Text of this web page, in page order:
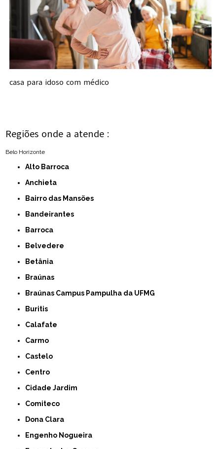
casa para idoso com médico
Regiões onde a atende :
Belo Horizonte
Alto Barroca
Anchieta
Bairro das Mansões
Bandeirantes
Barroca
Belvedere
Betânia
Braúnas
Braúnas Campus Pampulha da UFMG
Buritis
Calafate
Carmo
Castelo
Centro
Cidade Jardim
Comiteco
Dona Clara
Engenho Nogueira